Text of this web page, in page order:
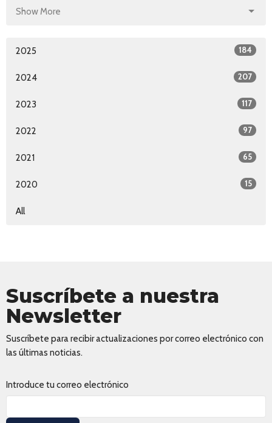
Show More
2025 184
2024 207
2023 117
2022 97
2021 65
2020 15
All
Suscríbete a nuestra
Newsletter
Suscríbete para recibir actualizaciones por correo electrónico con
las últimas noticias.
Introduce tu correo electrónico